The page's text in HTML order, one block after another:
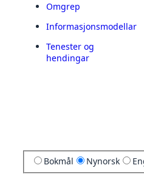
Omgrep
Informasjonsmodellar
Tenester og
hendingar
Bokmål Nynorsk